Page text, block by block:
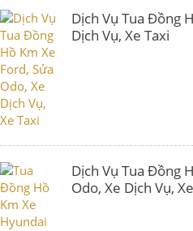
Dịch Vụ Tua Đồng
Dịch Vụ, Xe Taxi
Dịch Vụ Tua Đồng
Odo, Xe Dịch Vụ,